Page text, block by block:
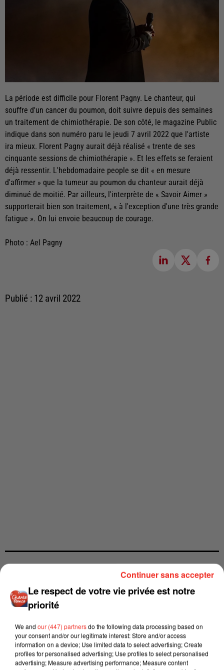
La période est difficile pour Florent Pagny. Le chanteur, qui
souffre d'un cancer du poumon, doit suivre depuis des semaines
un traitement de chimiothérapie. De son côté, le magazine Public
indique dans son numéro paru le jeudi 7 avril 2022 que l'artiste
ira mieux. Florent Pagny aurait déjà réalisé « trente de ses
cinquante sessions de chimiothérapie ». Et les effets se feraient
déjà ressentir. L'hebdomadaire people se dit « en mesure
d'affirmer » que la tumeur au poumon du chanteur aurait déjà
diminué de moitié. Par ailleurs, l'interprète de « Savoir Aimer »
supporterait bien son traitement, « à l'exception d'une très grande
fatigue ». On lui envoie beaucoup de courage.
Photo : Ael Pagny
Publié : 12 avril 2022
Le respect de votre vie privée est notre
priorité
We and our (447) partnersdo the following data processing based on
your consent and/or our legitimate interest: Store and/or access
information on a device; Use limited data to select advertising; Create
profiles for personalised advertising; Use profiles to select personalised
advertising; Measure advertising performance; Measure content
Continuer sans accepter